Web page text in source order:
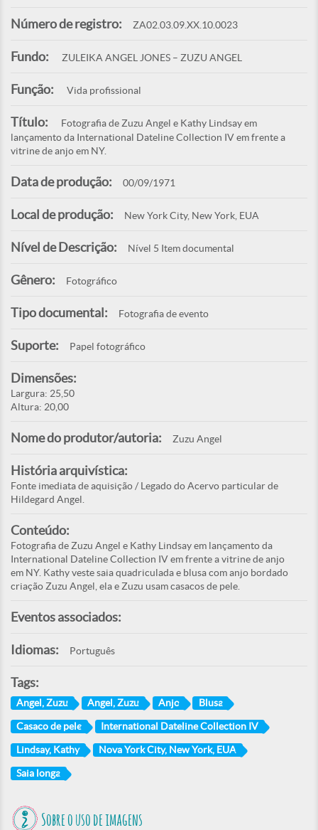
Número de registro: ZA02.03.09.XX.10.0023
Fundo: ZULEIKA ANGEL JONES – ZUZU ANGEL
Função: Vida profissional
Título:
Fotografia de Zuzu Angel e Kathy Lindsay em
lançamento da International Dateline Collection IV em frente a
vitrine de anjo em NY.
Data de produção: 00/09/1971
Local de produção: New York City, New York, EUA
Nível de Descrição: Nível 5 Item documental
Gênero: Fotográfico
Tipo documental: Fotografia de evento
Suporte: Papel fotográfico
Dimensões:
Largura: 25,50
Altura: 20,00
Nome do produtor/autoria: Zuzu Angel
História arquivística:
Fonte imediata de aquisição / Legado do Acervo particular de
Hildegard Angel.
Conteúdo:
Fotografia de Zuzu Angel e Kathy Lindsay em lançamento da
International Dateline Collection IV em frente a vitrine de anjo
em NY. Kathy veste saia quadriculada e blusa com anjo bordado
criação Zuzu Angel, ela e Zuzu usam casacos de pele.
Eventos associados:
Idiomas: Português
Tags:
Angel, Zuzu Angel, Zuzu Anjo Blusa
Casaco de pele International Dateline Collection IV
Lindsay, Kathy Nova York City, New York, EUA
Saia longa
Sobre o uso de imagens